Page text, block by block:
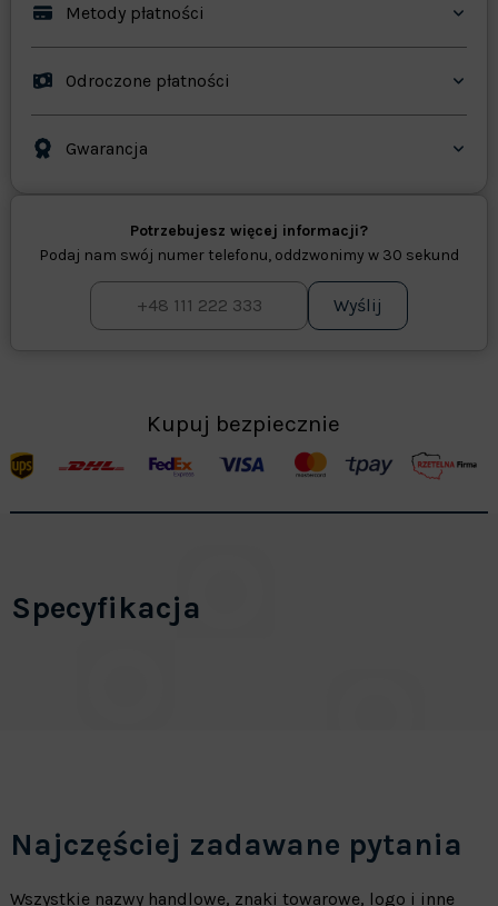
Metody płatności
Odroczone płatności
Gwarancja
Potrzebujesz więcej informacji?
Podaj nam swój numer telefonu, oddzwonimy w 30 sekund
Wyślij
Kupuj bezpiecznie
Specyfikacja
Najczęściej zadawane pytania
Wszystkie nazwy handlowe, znaki towarowe, logo i inne